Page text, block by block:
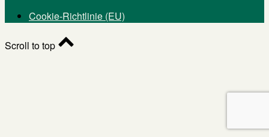
Cookie-Richtlinie (EU)
Scroll to top